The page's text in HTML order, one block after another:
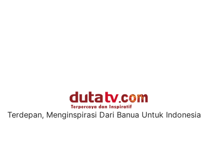
Terdepan, Menginspirasi Dari Banua Untuk Indonesia